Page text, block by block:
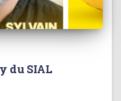
du SIAL